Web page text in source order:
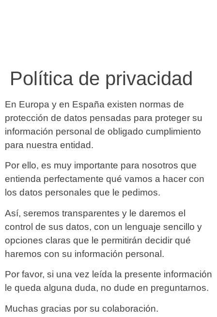
Política de privacidad
En Europa y en España existen normas de
protección de datos pensadas para proteger su
información personal de obligado cumplimiento
para nuestra entidad.
Por ello, es muy importante para nosotros que
entienda perfectamente qué vamos a hacer con
los datos personales que le pedimos.
Así, seremos transparentes y le daremos el
control de sus datos, con un lenguaje sencillo y
opciones claras que le permitirán decidir qué
haremos con su información personal.
Por favor, si una vez leída la presente información
le queda alguna duda, no dude en preguntarnos.
Muchas gracias por su colaboración.